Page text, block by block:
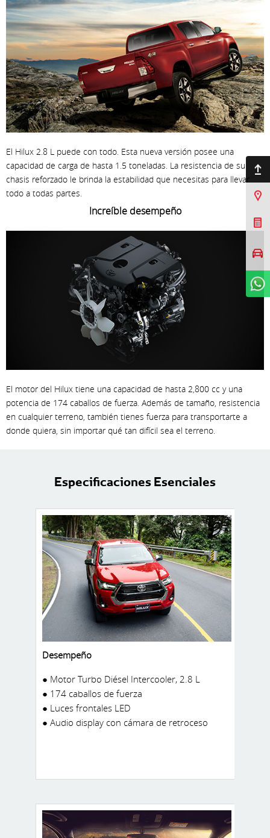
El Hilux 2.8 L puede con todo. Esta nueva versión posee una
capacidad de carga de hasta 1.5 toneladas. La resistencia de su
chasis reforzado le brinda la estabilidad que necesitas para llevar
todo a todas partes.
Increíble desempeño
El motor del Hilux tiene una capacidad de hasta 2,800 cc y una
potencia de 174 caballos de fuerza. Además de tamaño, resistencia
en cualquier terreno, también tienes fuerza para transportarte a
donde quiera, sin importar qué tan difícil sea el terreno.
Especificaciones Esenciales
Desempeño
● Motor Turbo Diésel Intercooler, 2.8 L
● 174 caballos de fuerza
● Luces frontales LED
● Audio display con cámara de retroceso
Ir arriba
Agendar prueba de
manejo
WhatsApp